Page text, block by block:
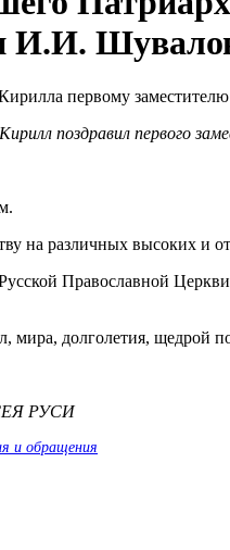
И.И.
поздравил первого
на различных высоких и
Православной
мира, долголетия, щедрой
РУСИ
и обращения